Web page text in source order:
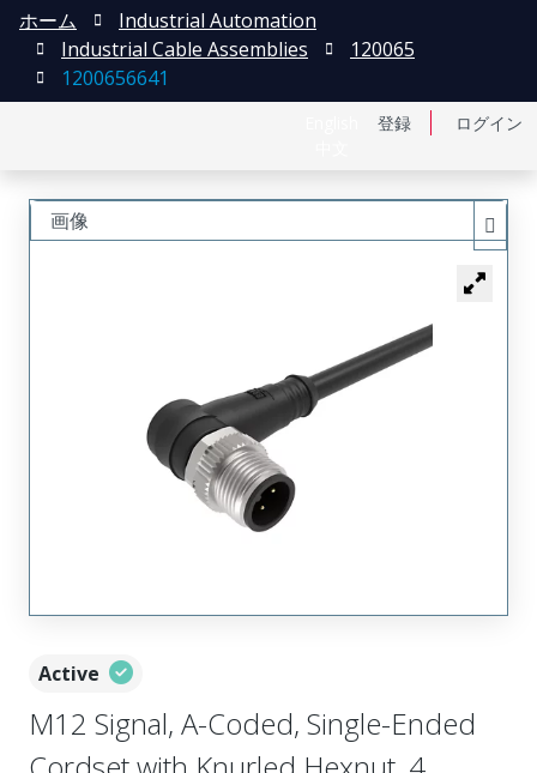
登録 ログイン
ホーム
Industrial Automation
Industrial Cable Assemblies
120065
1200656641
Active
M12 Signal, A-Coded, Single-Ended
画像